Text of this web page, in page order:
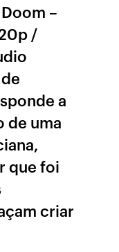
–
/
a
de uma
que foi
criar